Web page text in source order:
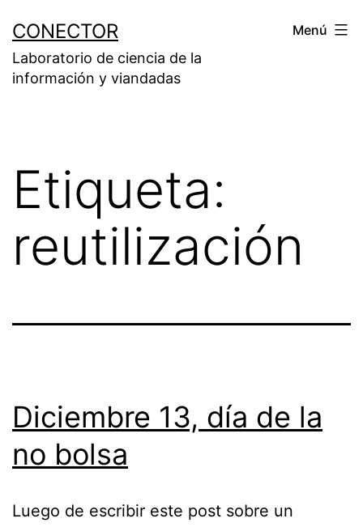
contenido
CONECTOR
Laboratorio de ciencia de la
información y viandadas
Menú
Etiqueta:
reutilización
Diciembre 13, día de la
no bolsa
Luego de escribir este post sobre un